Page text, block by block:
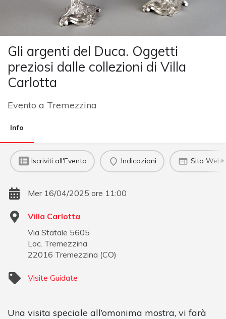
Gli argenti del Duca. Oggetti
preziosi dalle collezioni di Villa
Carlotta
Evento a Tremezzina
Info
Iscriviti all'Evento Indicazioni Sito Web
Mer 16/04/2025 ore 11:00
Villa Carlotta
Via Statale 5605
Loc. Tremezzina
22016 Tremezzina (CO)
Visite Guidate
Una visita speciale all’omonima mostra, vi farà